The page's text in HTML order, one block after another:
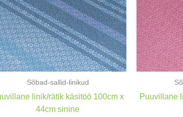
Sõbad-sallid-linikud
linik/rätik käsitöö 100cm x
44cm sinine
Puuvillane